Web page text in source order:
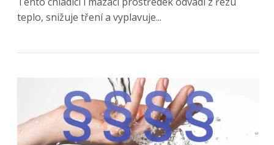
teplo, snižuje tření a vyplavuje...